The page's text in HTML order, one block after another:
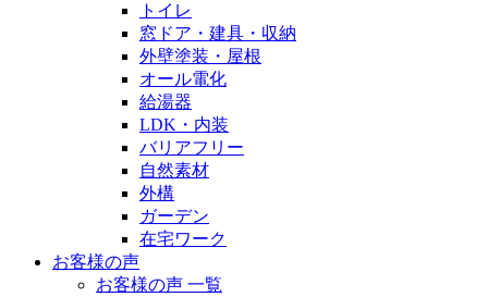
トイレ
窓ドア・建具・収納
外壁塗装・屋根
オール電化
給湯器
LDK・内装
バリアフリー
自然素材
外構
ガーデン
在宅ワーク
お客様の声
お客様の声 一覧